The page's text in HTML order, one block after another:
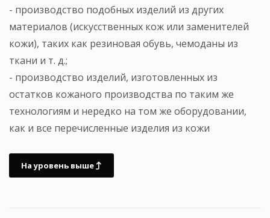
- производство подобных изделий из других
материалов (искусственных кож или заменителей
кожи), таких как резиновая обувь, чемоданы из
ткани и т. д.;
- производство изделий, изготовленных из
остатков кожаного производства по таким же
технологиям и нередко на том же оборудовании,
как и все перечисленные изделия из кожи
На уровень выше